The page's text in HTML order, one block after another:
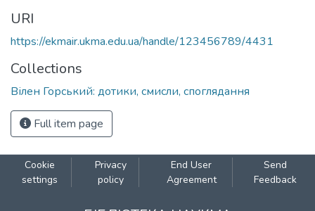
URI
https://ekmair.ukma.edu.ua/handle/123456789/4431
Collections
Вілен Горський: дотики, смисли, споглядання
Full item page
Cookie
settings
Privacy
policy
End User
Agreement
Send
Feedback